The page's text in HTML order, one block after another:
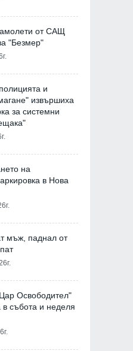
от САЩ
"Безмер"
и
извършиха
за системни
на
в Нова
мъж, паднал от
Освободител"
събота и неделя